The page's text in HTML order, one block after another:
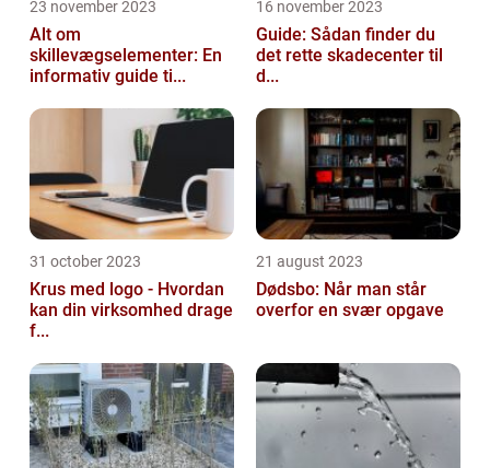
23 november 2023
Alt om
skillevægselementer: En
informativ guide ti...
16 november 2023
Guide: Sådan finder du
det rette skadecenter til
d...
31 october 2023
Krus med logo - Hvordan
kan din virksomhed drage
f...
21 august 2023
Dødsbo: Når man står
overfor en svær opgave